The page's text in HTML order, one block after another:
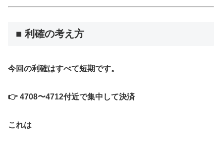
■ 利確の考え方
今回の利確はすべて短期です。
👉 4708〜4712付近で集中して決済
これは